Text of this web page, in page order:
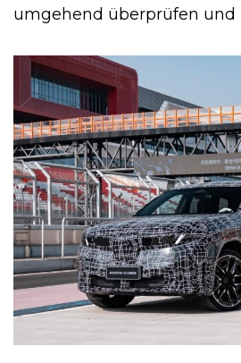
umgehend überprüfen und